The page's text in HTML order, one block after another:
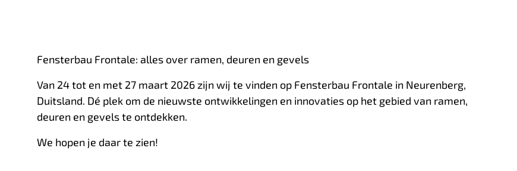
Fensterbau Frontale: alles over ramen, deuren en gevels
Van 24 tot en met 27 maart 2026 zijn wij te vinden op Fensterbau Frontale in Neurenberg,
Duitsland. Dé plek om de nieuwste ontwikkelingen en innovaties op het gebied van ramen,
deuren en gevels te ontdekken.
We hopen je daar te zien!